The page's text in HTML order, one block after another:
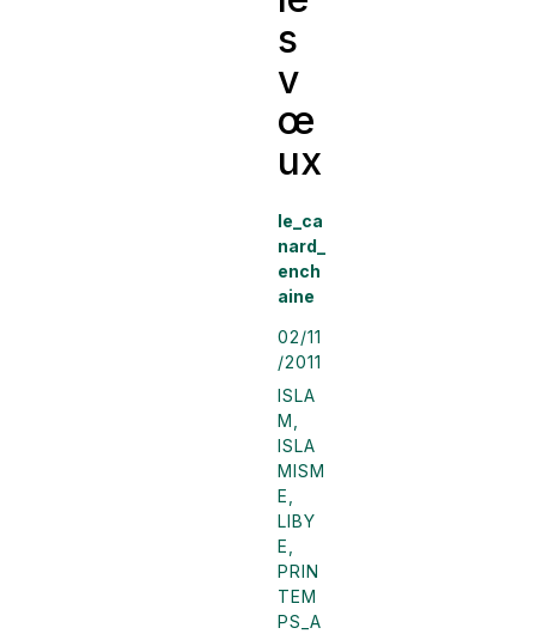
s
v
œ
ux
le_ca
nard_
ench
aine
02/11
/2011
ISLA
M
ISLA
MISM
E
LIBY
E
PRIN
TEM
PS_A